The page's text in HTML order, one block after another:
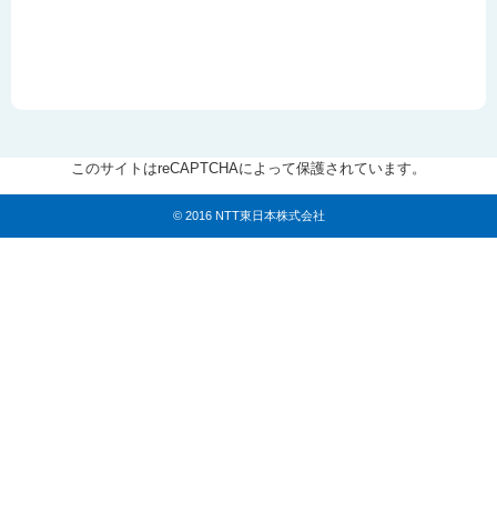
このサイトはreCAPTCHAによって保護されています。
© 2016 NTT東日本株式会社